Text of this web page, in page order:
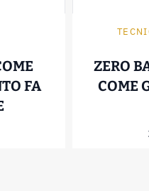
FA
MUTUO OFFSET:
ZERO
COME